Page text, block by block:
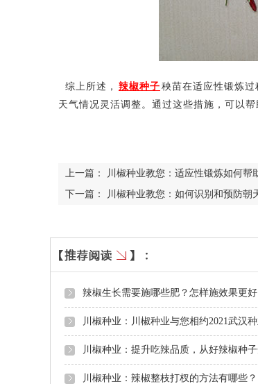
综上所述， 辣椒种子 秧苗在适应性锻炼
天气情况灵活调整。通过这些措施，可以
上一篇：
川椒种业教您：适应性锻炼如何帮
下一篇：
川椒种业教您：如何识别和预防朝
辣椒生长需要施哪些肥？怎样施效果更好
川椒种业：川椒种业与您相约2021武汉
川椒种业：提升吃辣品质，从好辣椒种
川椒种业：辣椒整枝打杈的方法有哪些？